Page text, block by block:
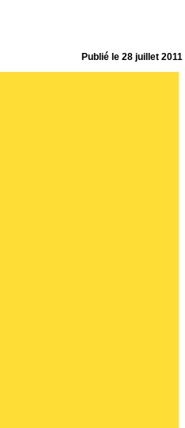
Publié le28 juillet 2011